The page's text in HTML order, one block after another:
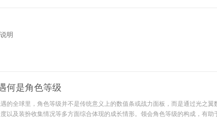
明
何是角色等级
的全球里，角色等级并不是传统意义上的数值条或战力面板，而是通过光之翼
以及装扮收集情况等多方面综合体现的成长情形。领会角色等级的构成，有助